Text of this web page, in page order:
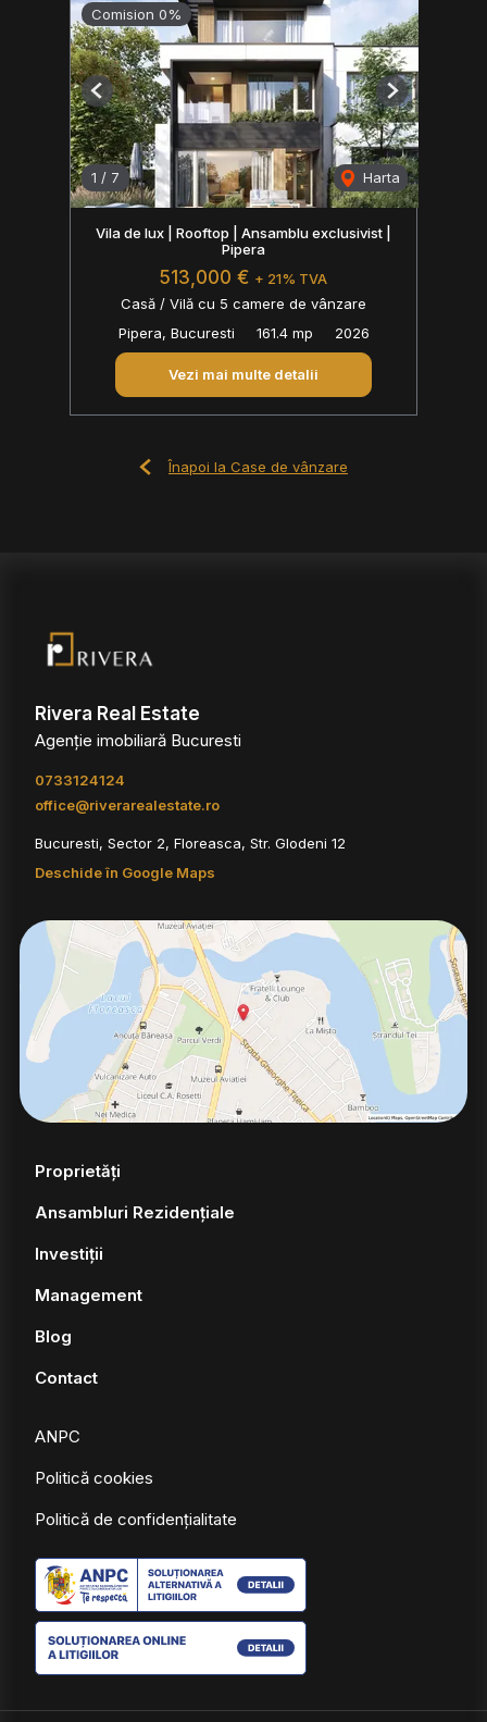
Comision 0%
1 / 7 Harta
Previous Next
Vila de lux | Rooftop | Ansamblu exclusivist |
Pipera
513,000 € + 21% TVA
Casă / Vilă cu 5 camere de vânzare
Pipera, Bucuresti
161.4 mp 2026
Vezi mai multe detalii
Înapoi la Case de vânzare
Rivera Real Estate
Agenție imobiliară Bucuresti
0733124124
office@riverarealestate.ro
Bucuresti, Sector 2, Floreasca, Str. Glodeni 12
Deschide în Google Maps
Proprietăți
Ansambluri Rezidențiale
Investiții
Management
Blog
Contact
ANPC
Politică cookies
Politică de confidențialitate